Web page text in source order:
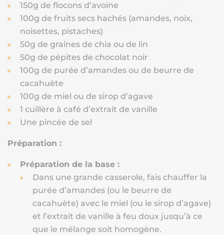
150g de flocons d’avoine
100g de fruits secs hachés (amandes, noix,
noisettes, pistaches)
50g de graines de chia ou de lin
50g de pépites de chocolat noir
100g de purée d’amandes ou de beurre de
cacahuète
100g de miel ou de sirop d’agave
1 cuillère à café d’extrait de vanille
Une pincée de sel
Préparation :
Préparation de la base :
Dans une grande casserole, fais chauffer la
purée d’amandes (ou le beurre de
cacahuète) avec le miel (ou le sirop d’agave)
et l’extrait de vanille à feu doux jusqu’à ce
que le mélange soit homogène.